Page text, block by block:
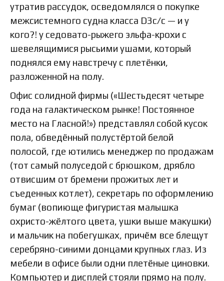
утратив рассудок, осведомлялся о покупке
межсистемного судна класса D3c/c — и у
кого?! у седовато-рыжего эльфа-крохи с
шевелящимися рысьими ушами, который
поднялся ему навстречу с плетёнки,
разложенной на полу.
Офис солидной фирмы («Шестьдесят четыре
года на галактическом рынке! Постоянное
место на Гласной!») представлял собой кусок
пола, обведённый полустёртой белой
полосой, где ютились менеджер по продажам
(тот самый полуседой с брюшком, дрябло
отвисшим от бремени прожитых лет и
съеденных котлет), секретарь по оформлению
бумаг (вопиюще фигуристая малышка
охристо-жёлтого цвета, ушки выше макушки)
и мальчик на побегушках, причём все блещут
серебряно-синими донцами крупных глаз. Из
мебели в офисе были одни плетёные циновки.
Компьютер и дисплей стояли прямо на полу.